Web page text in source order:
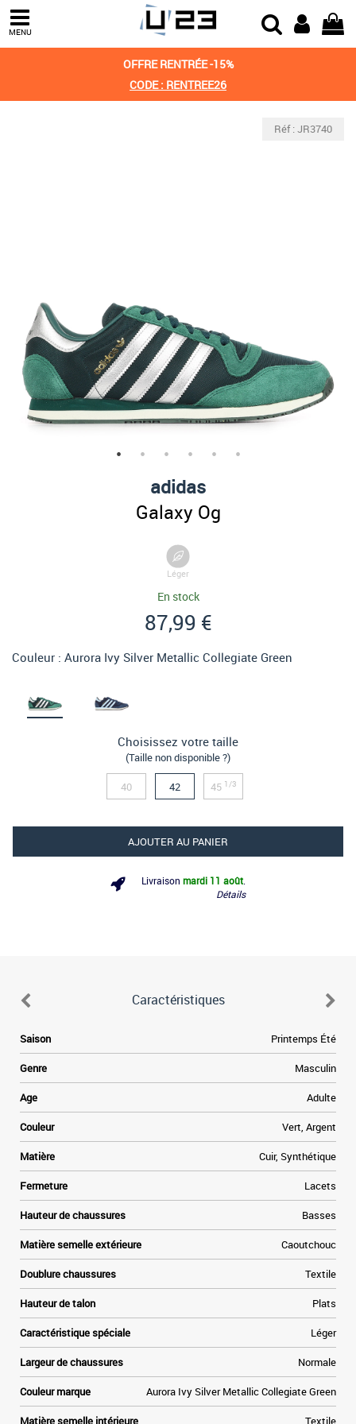
MENU
OFFRE RENTRÉE -15%
CODE : RENTREE26
Réf : JR3740
adidas
Galaxy Og
Léger
En stock
87,99 €
Couleur : Aurora Ivy Silver Metallic Collegiate Green
Choisissez votre taille
(Taille non disponible ?)
40 42 45 1/3
AJOUTER AU PANIER
Livraison mardi 11 août
Détails
Caractéristiques
Saison Printemps Été
Genre Masculin
Age Adulte
Couleur Vert, Argent
Matière Cuir, Synthétique
Fermeture Lacets
Hauteur de chaussures Basses
Matière semelle extérieure Caoutchouc
Doublure chaussures Textile
Hauteur de talon Plats
Caractéristique spéciale Léger
Largeur de chaussures Normale
Couleur marque Aurora Ivy Silver Metallic Collegiate Green
Matière semelle intérieure Textile